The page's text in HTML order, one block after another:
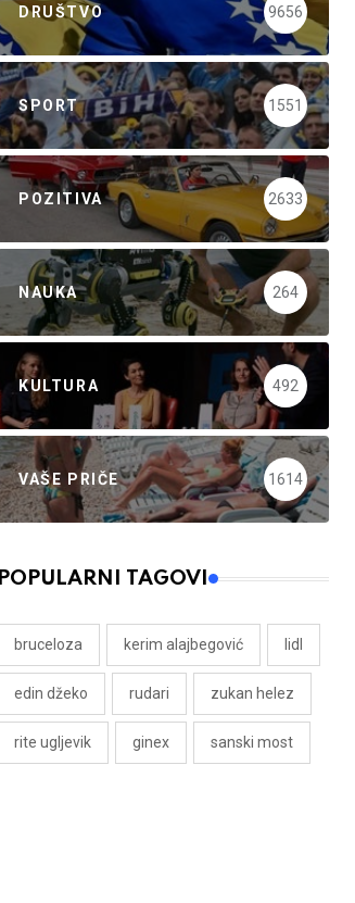
DRUŠTVO 9656
SPORT 1551
POZITIVA 2633
NAUKA 264
KULTURA 492
VAŠE PRIČE 1614
POPULARNI TAGOVI
bruceloza kerim alajbegović lidl
edin džeko rudari zukan helez
rite ugljevik ginex sanski most